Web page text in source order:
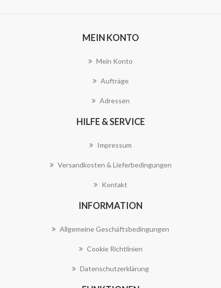
MEIN KONTO
Mein Konto
Aufträge
Adressen
HILFE & SERVICE
Impressum
Versandkosten & Lieferbedingungen
Kontakt
INFORMATION
Allgemeine Geschäftsbedingungen
Cookie Richtlinien
Datenschutzerklärung